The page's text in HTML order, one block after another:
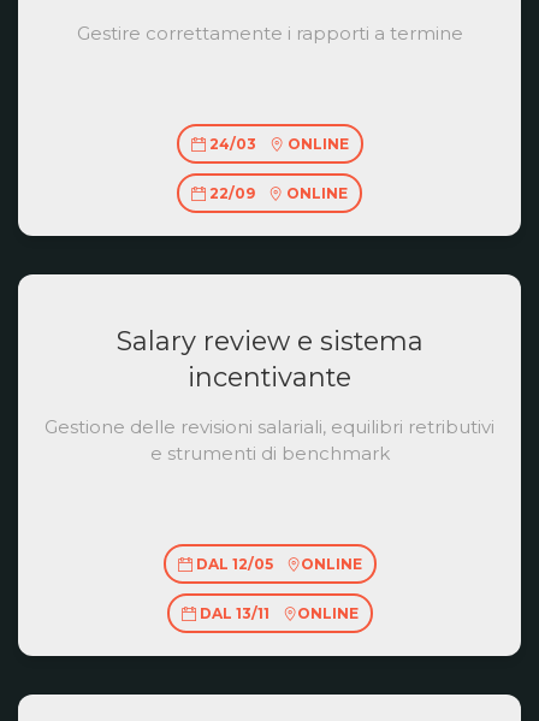
Gestire correttamente i rapporti a termine
24/03 ONLINE
22/09 ONLINE
Salary review e sistema
incentivante
Gestione delle revisioni salariali, equilibri retributivi
e strumenti di benchmark
DAL 12/05 ONLINE
DAL 13/11 ONLINE